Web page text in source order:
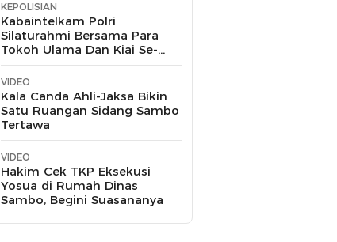
KEPOLISIAN
Kabaintelkam Polri
Silaturahmi Bersama Para
Tokoh Ulama Dan Kiai Se-
Kabupaten Cirebon
VIDEO
Kala Canda Ahli-Jaksa Bikin
Satu Ruangan Sidang Sambo
Tertawa
VIDEO
Hakim Cek TKP Eksekusi
Yosua di Rumah Dinas
Sambo, Begini Suasananya